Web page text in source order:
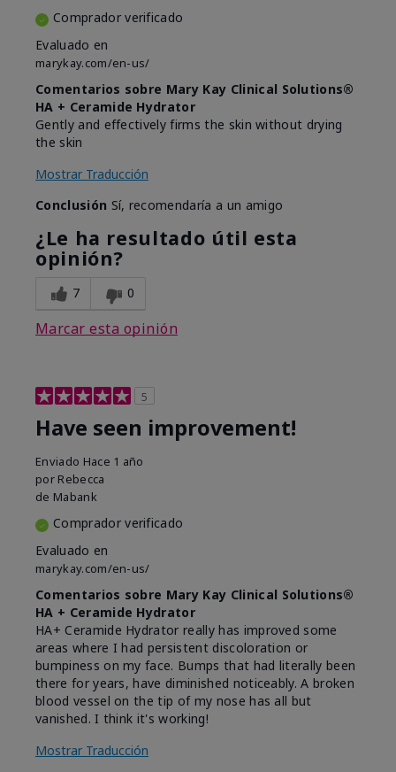
Comprador verificado
Evaluado en
marykay.com/en-us/
Comentarios sobre Mary Kay Clinical Solutions®
HA + Ceramide Hydrator
Gently and effectively firms the skin without drying
the skin
Mostrar Traducción
Conclusión Sí, recomendaría a un amigo
¿Le ha resultado útil esta
opinión?
7 0
Marcar esta opinión
5
Have seen improvement!
Enviado Hace 1 año
por Rebecca
de Mabank
Comprador verificado
Evaluado en
marykay.com/en-us/
Comentarios sobre Mary Kay Clinical Solutions®
HA + Ceramide Hydrator
HA+ Ceramide Hydrator really has improved some
areas where I had persistent discoloration or
bumpiness on my face. Bumps that had literally been
there for years, have diminished noticeably. A broken
blood vessel on the tip of my nose has all but
vanished. I think it's working!
Mostrar Traducción